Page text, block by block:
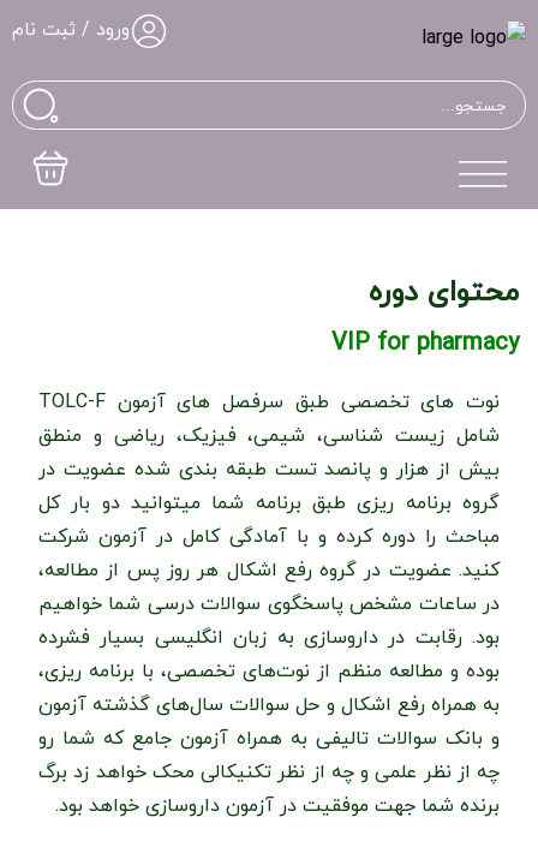
ورود / ثبت نام
محتوای دوره
VIP for pharmacy
نوت های تخصصی طبق سرفصل های آزمون TOLC-F
شامل زیست شناسی، شیمی، فیزیک، ریاضی و منطق
بیش از هزار و پانصد تست طبقه بندی شده عضویت در
گروه برنامه ریزی طبق برنامه شما میتوانید دو بار کل
مباحث را دوره کرده و با آمادگی کامل در آزمون شرکت
کنید. عضویت در گروه رفع اشکال هر روز پس از مطالعه،
در ساعات مشخص پاسخگوی سوالات درسی شما خواهیم
بود. رقابت در داروسازی به زبان انگلیسی بسیار فشرده
بوده و مطالعه منظم از نوت‌های تخصصی، با برنامه ریزی،
به همراه رفع اشکال و حل سوالات سال‌های گذشته آزمون
و بانک سوالات تالیفی به همراه آزمون جامع که شما رو
چه از نظر علمی و چه از نظر تکنیکالی محک خواهد زد برگ
برنده شما جهت موفقیت در آزمون داروسازی خواهد بود.